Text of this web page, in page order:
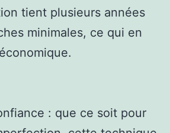
tient plusieurs années
minimales, ce qui en
: que ce soit pour